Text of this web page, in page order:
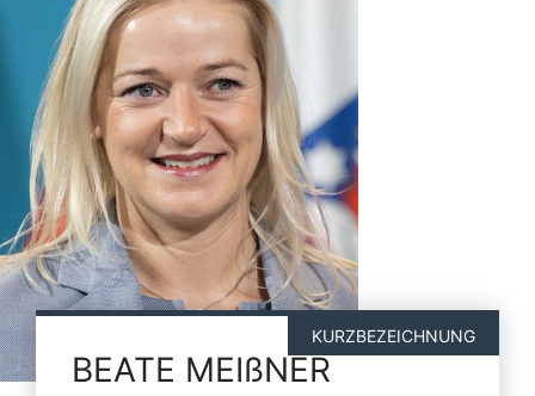
KURZBEZEICHNUNG
BEATE MEIßNER